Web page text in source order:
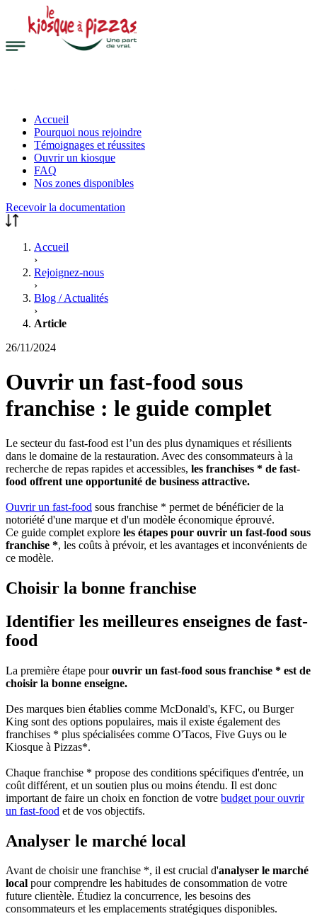
Accueil
Pourquoi nous rejoindre
Témoignages et réussites
Ouvrir un kiosque
FAQ
Nos zones disponibles
Recevoir la documentation
Accueil
›
Rejoignez-nous
›
Blog / Actualités
›
Article
26/11/2024
Ouvrir un fast-food sous
franchise : le guide complet
Le secteur du fast-food est l’un des plus dynamiques et résilients
dans le domaine de la restauration. Avec des consommateurs à la
recherche de repas rapides et accessibles, les franchises * de fast-
food offrent une opportunité de business attractive.
Ouvrir un fast-food sous franchise * permet de bénéficier de la
notoriété d'une marque et d'un modèle économique éprouvé.
Ce guide complet explore les étapes pour ouvrir un fast-food sous
franchise *, les coûts à prévoir, et les avantages et inconvénients de
ce modèle.
Choisir la bonne franchise
Identifier les meilleures enseignes de fast-
food
La première étape pourouvrir un fast-food sous franchise * est de
choisir la bonne enseigne.
Des marques bien établies comme McDonald's, KFC, ou Burger
King sont des options populaires, mais il existe également des
franchises * plus spécialisées comme O'Tacos, Five Guys ou le
Kiosque à Pizzas*.
Chaque franchise * propose des conditions spécifiques d'entrée, un
coût différent, et un soutien plus ou moins étendu. Il est donc
important de faire un choix en fonction de votre budget pour ouvrir
un fast-food et de vos objectifs.
Analyser le marché local
Avant de choisir une franchise *, il est crucial d'analyser le marché
local pour comprendre les habitudes de consommation de votre
future clientèle. Étudiez la concurrence, les besoins des
consommateurs et les emplacements stratégiques disponibles.